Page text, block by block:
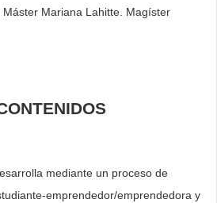
Máster Mariana Lahitte. Magíster
mediante un proceso de
emprendedor/emprendedora y